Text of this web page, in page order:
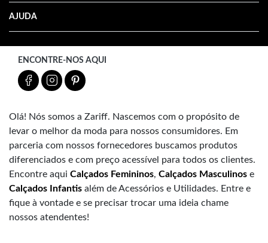
AJUDA
ENCONTRE-NOS AQUI
Olá! Nós somos a Zariff. Nascemos com o propósito de
levar o melhor da moda para nossos consumidores. Em
parceria com nossos fornecedores buscamos produtos
diferenciados e com preço acessível para todos os clientes.
Encontre aqui Calçados Femininos, Calçados Masculinos e
Calçados Infantis além de Acessórios e Utilidades. Entre e
fique à vontade e se precisar trocar uma ideia chame
nossos atendentes!